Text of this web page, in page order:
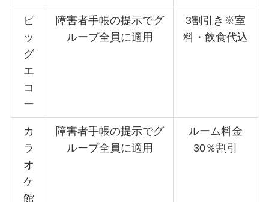
ビ
ッ
グ
エ
コ
ー
障害者手帳の提示でグ
ループ全員に適用
3割引き※室
料・飲食代込
カ
ラ
オ
ケ
館
障害者手帳の提示でグ
ループ全員に適用
ルーム料金
30％割引